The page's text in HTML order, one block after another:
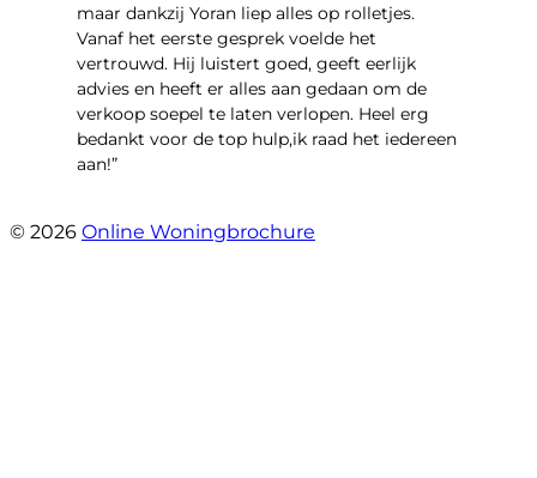
maar dankzij Yoran liep alles op rolletjes.
Vanaf het eerste gesprek voelde het
vertrouwd. Hij luistert goed, geeft eerlijk
advies en heeft er alles aan gedaan om de
verkoop soepel te laten verlopen. Heel erg
bedankt voor de top hulp,ik raad het iedereen
aan!”
© 2026 Online Woningbrochure